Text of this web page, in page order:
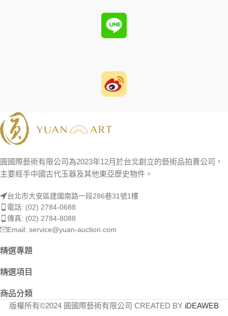
圓國際藝術有限公司為2023年12月於台北創立的藝術品拍賣公司，
主要經手中國古代玉器及其他東亞歷史物件。
台北市大安區建國南路一段286巷31號1樓
電話: (02) 2784-0688
傳真: (02) 2784-8088
Email: service@yuan-auction.com
精選專題
精選項目
商品分類
版權所有©2024 圓國際藝術有限公司 CREATED BY iDEAWEB